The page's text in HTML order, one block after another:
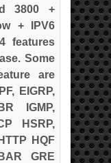
3800 +
+ IPV6
features
Some
are
EIGRP,
IGMP,
HSRP,
HQF
GRE